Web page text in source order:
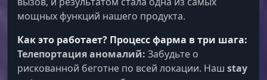
Exploits (Оружейный Барон)
No Recoil & Full Auto
мощных функций нашего продукта.
Как это работает? Процесс фарма в три шага:
Телепортация аномалий: Забудьте о
рискованной беготне по всей локации. Наш stay